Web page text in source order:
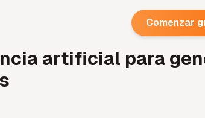
Comenzar
artificial para